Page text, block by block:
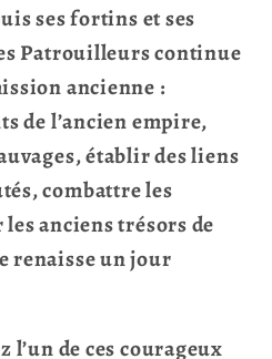
ses fortins et ses
Patrouilleurs continue
ancienne :
de l’ancien empire,
établir des liens
combattre les
anciens trésors de
renaisse un jour
l’un de ces courageux